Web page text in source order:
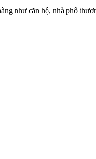
như căn hộ, nhà phố